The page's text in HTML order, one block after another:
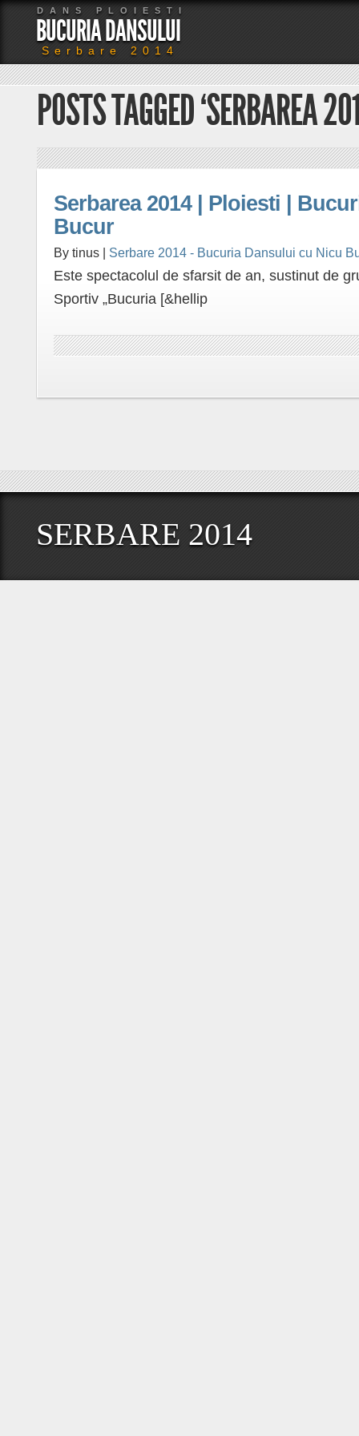
DANS PLOIESTI
BUCURIA DANSULUI
Serbare 2014
POSTS TAGGED ‘SERBAREA
Serbarea 2014 | Ploiesti |
Bucur
By tinus | Serbare 2014 - Bucuria Dansului cu Nicu
Este spectacolul de sfarsit de an, sustinut de
Sportiv „Bucuria [&hellip
SERBARE 2014